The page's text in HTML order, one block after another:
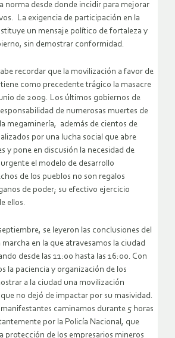
norma desde donde incidir para mejorar
La exigencia de participación en la
un mensaje político de fortaleza y
sin demostrar conformidad.
recordar que la movilización a favor de
como precedente trágico la masacre
de 2009. Los últimos gobiernos de
de numerosas muertes de
megaminería, además de cientos de
por una lucha social que abre
y pone en discusión la necesidad de
el modelo de desarrollo
de los pueblos no son regalos
de poder; su efectivo ejercicio
ellos.
se leyeron las conclusiones del
en la que atravesamos la ciudad
desde las 11:00 hasta las 16:00. Con
la paciencia y organización de los
a la ciudad una movilización
no dejó de impactar por su masividad.
caminamos durante 5 horas
por la Policía Nacional, que
protección de los empresarios mineros